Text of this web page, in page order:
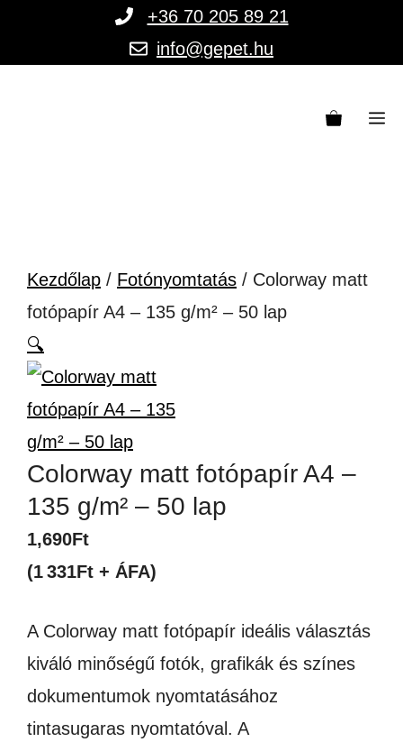
+36 70 205 89 21
info@gepet.hu
Kezdőlap / Fotónyomtatás / Colorway matt
fotópapír A4 – 135 g/m² – 50 lap
🔍
Colorway matt fotópapír A4 –
135 g/m² – 50 lap
1,690Ft
(1 331Ft + ÁFA)
A Colorway matt fotópapír ideális választás
kiváló minőségű fotók, grafikák és színes
dokumentumok nyomtatásához
tintasugaras nyomtatóval. A